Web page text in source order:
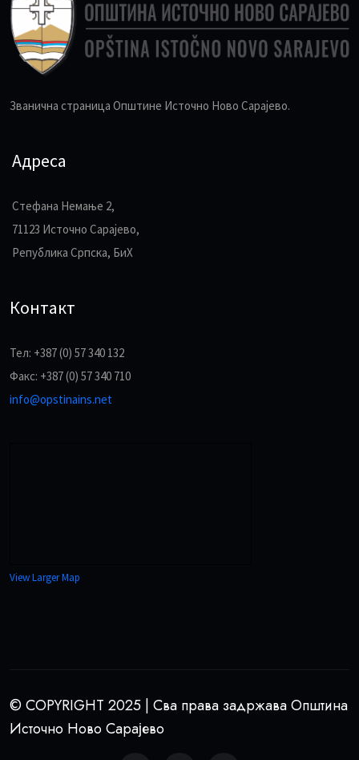
Званична страница Општине Источно Ново Сарајево.
Адреса
Стефана Немање 2,
71123 Источно Сарајево,
Република Српска, БиХ
Контакт
Тел: +387 (0) 57 340 132
Факс: +387 (0) 57 340 710
info@opstinains.net
View Larger Map
© COPYRIGHT 2025 | Сва права задржава Општина
Источно Ново Сарајево